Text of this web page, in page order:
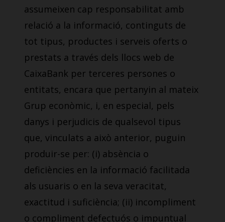
assumeixen cap responsabilitat amb
relació a la informació, continguts de
tot tipus, productes i serveis oferts o
prestats a través dels llocs web de
CaixaBank per terceres persones o
entitats, encara que pertanyin al mateix
Grup econòmic, i, en especial, pels
danys i perjudicis de qualsevol tipus
que, vinculats a això anterior, puguin
produir-se per: (i) absència o
deficiències en la informació facilitada
als usuaris o en la seva veracitat,
exactitud i suficiència; (ii) incompliment
o compliment defectuós o impuntual